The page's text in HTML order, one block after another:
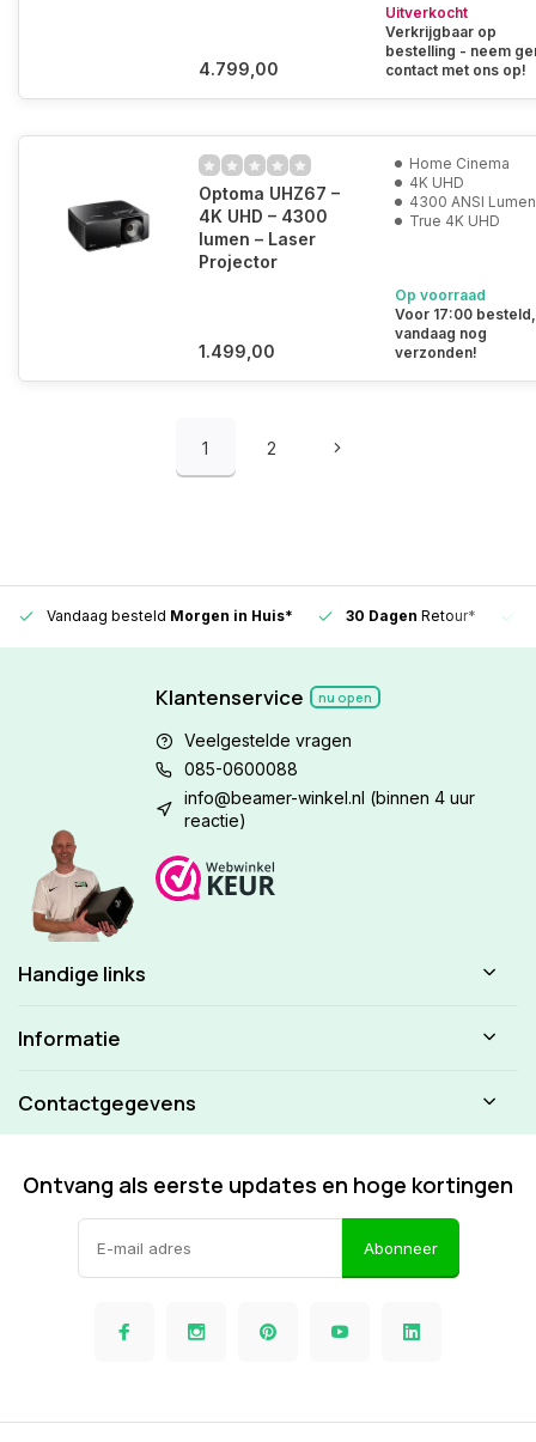
4.799,00
Uitverkocht
Verkrijgbaar op
bestelling - neem
contact met ons op!
Optoma UHZ67 –
4K UHD – 4300
lumen – Laser
Projector
1.499,00
Home Cinema
4K UHD
4300 ANSI Lumen
True 4K UHD
Op voorraad
Voor 17:00 besteld,
vandaag nog
verzonden!
1 2
Vandaag besteld Morgen in Huis* 30 Dagen Retour*
Klantenservice nu open
Veelgestelde vragen
085-0600088
info@beamer-winkel.nl (binnen 4 uur
reactie)
Handige links
Informatie
Contactgegevens
Ontvang als eerste updates en hoge kortingen
Abonneer